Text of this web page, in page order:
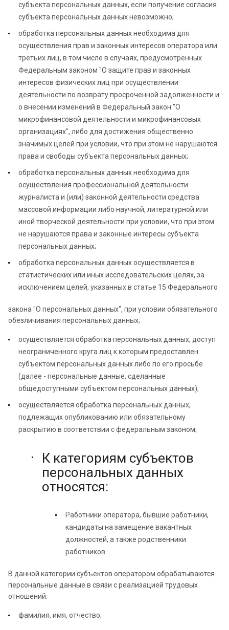
субъекта персональных данных, если получение согласия
субъекта персональных данных невозможно;
обработка персональных данных необходима для
осуществления прав и законных интересов оператора или
третьих лиц, в том числе в случаях, предусмотренных
Федеральным законом "О защите прав и законных
интересов физических лиц при осуществлении
деятельности по возврату просроченной задолженности и
о внесении изменений в Федеральный закон "О
микрофинансовой деятельности и микрофинансовых
организациях", либо для достижения общественно
значимых целей при условии, что при этом не нарушаются
права и свободы субъекта персональных данных;
обработка персональных данных необходима для
осуществления профессиональной деятельности
журналиста и (или) законной деятельности средства
массовой информации либо научной, литературной или
иной творческой деятельности при условии, что при этом
не нарушаются права и законные интересы субъекта
персональных данных;
обработка персональных данных осуществляется в
статистических или иных исследовательских целях, за
исключением целей, указанных в статье 15 Федерального
закона "О персональных данных", при условии обязательного
обезличивания персональных данных;
осуществляется обработка персональных данных, доступ
неограниченного круга лиц к которым предоставлен
субъектом персональных данных либо по его просьбе
(далее - персональные данные, сделанные
общедоступными субъектом персональных данных);
осуществляется обработка персональных данных,
подлежащих опубликованию или обязательному
раскрытию в соответствии с федеральным законом;
К категориям субъектов
персональных данных
относятся:
Работники оператора, бывшие работники,
кандидаты на замещение вакантных
должностей, а также родственники
работников.
В данной категории субъектов оператором обрабатываются
персональные данные в связи с реализацией трудовых
отношений:
фамилия, имя, отчество;